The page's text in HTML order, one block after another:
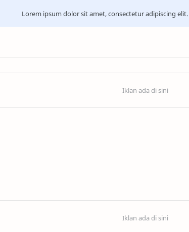
Lorem ipsum dolor sit amet, consectetur adipiscing elit.